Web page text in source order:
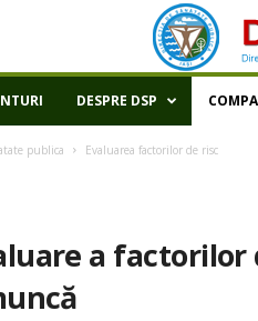
DESPRE DSP
publica Evaluarea factorilor de risc
a factorilor